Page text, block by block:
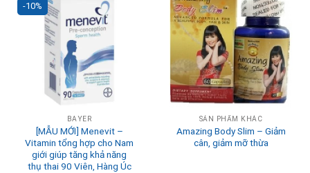
-10%
BAYER
[MẪU MỚI] Menevit –
Vitamin tổng hợp cho Nam
giới giúp tăng khả năng
thụ thai 90 Viên, Hàng Úc
SẢN PHẨM KHÁC
Amazing Body Slim – Giảm
cân, giảm mỡ thừa